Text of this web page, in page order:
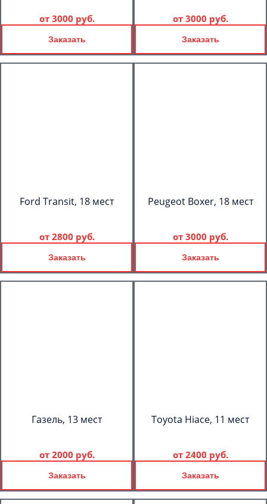
от 3000 руб.
Заказать
от 3000 руб.
Заказать
Ford Transit, 18 мест
от 2800 руб.
Заказать
Peugeot Boxer, 18 мест
от 3000 руб.
Заказать
Газель, 13 мест
от 2000 руб.
Заказать
Toyota Hiace, 11 мест
от 2400 руб.
Заказать